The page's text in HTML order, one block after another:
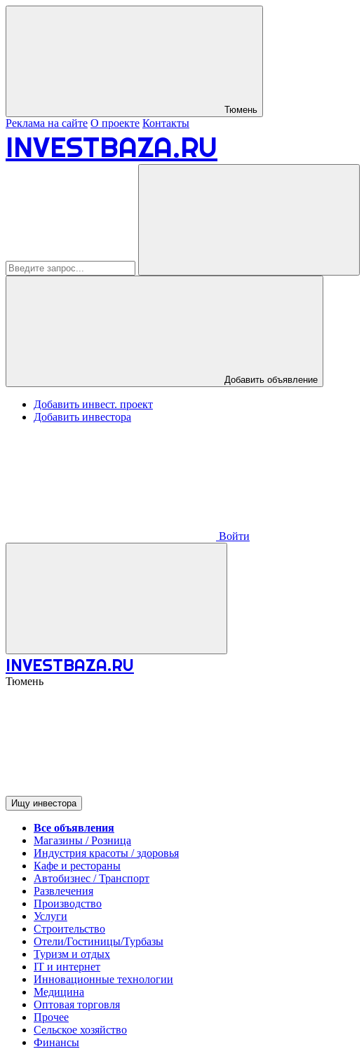
Тюмень
Реклама на сайте О проекте Контакты
INVESTBAZA.RU
Добавить объявление
Добавить инвест. проект
Добавить инвестора
Войти
INVESTBAZA.RU
Тюмень
Ищу инвестора
Все объявления
Магазины / Розница
Индустрия красоты / здоровья
Кафе и рестораны
Автобизнес / Транспорт
Развлечения
Производство
Услуги
Строительство
Отели/Гостиницы/Турбазы
Туризм и отдых
IT и интернет
Инновационные технологии
Медицина
Оптовая торговля
Прочее
Сельское хозяйство
Финансы